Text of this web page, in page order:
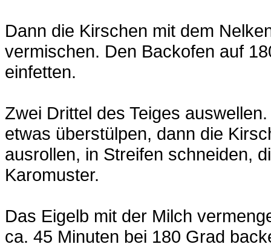
Dann die Kirschen mit dem
vermischen. Den Backofen auf
einfetten.
Zwei Drittel des Teiges
etwas überstülpen, dann die
ausrollen, in Streifen schneiden,
Karomuster.
Das Eigelb mit der Milch
ca. 45 Minuten bei 180 Grad